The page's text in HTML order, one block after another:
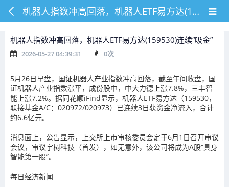
机器人指数冲高回落，机器人ETF易方达(159530)连续“吸金”
机器人指数冲高回落，机器人ETF易方达(159530)连续“吸金”
2026-05-27 04:39:31 0次
5月26日早盘，国证机器人产业指数冲高回落，截至午间收盘，国
证机器人产业指数涨平，成份股中，中大力德上涨7.8%，三丰智
能上涨7.2%。据同花顺iFind显示，机器人ETF易方达（159530，
联接基金A/C：020972/020973）已连续3日获资金净流入，合计
约6.6亿元。
消息面上，公告显示，上交所上市审核委员会定于6月1日召开审议
会议，审议宇树科技（首发），如无意外，该公司将成为A股“具身
智能第一股”。
每日经济新闻